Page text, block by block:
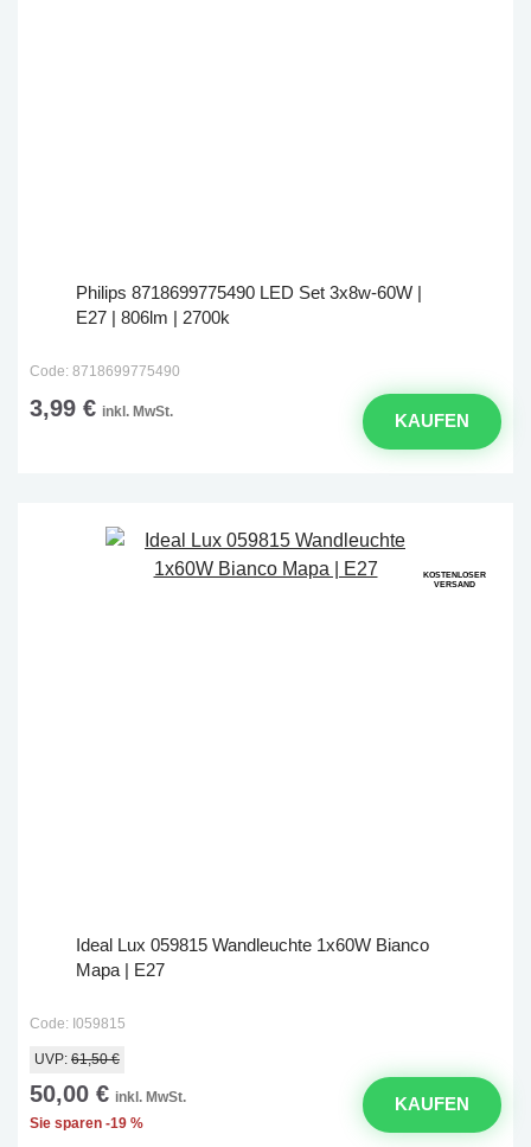
Philips 8718699775490 LED Set 3x8w-60W |
E27 | 806lm | 2700k
Code: 8718699775490
3,99 € inkl. MwSt. KAUFEN
KOSTENLOSER
VERSAND
Ideal Lux 059815 Wandleuchte 1x60W Bianco
Mapa | E27
Code: I059815
UVP: 61,50 €
50,00 € inkl. MwSt.
Sie sparen -19 %
KAUFEN